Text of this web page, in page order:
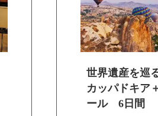
世界遺産を巡
カッパドキア
ール 6日間